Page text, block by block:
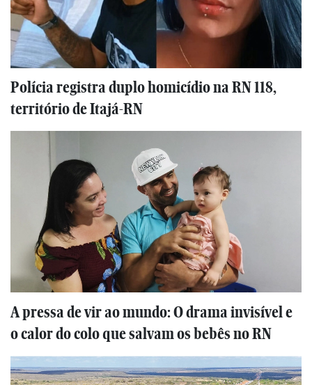
Polícia registra duplo homicídio na RN 118,
território de Itajá-RN
A pressa de vir ao mundo: O drama invisível e
o calor do colo que salvam os bebês no RN